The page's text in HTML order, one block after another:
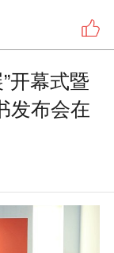
开幕式暨
发布会在